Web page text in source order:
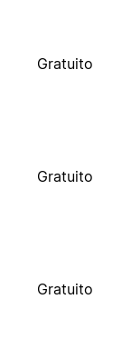
Gratuito
Gratuito
Gratuito